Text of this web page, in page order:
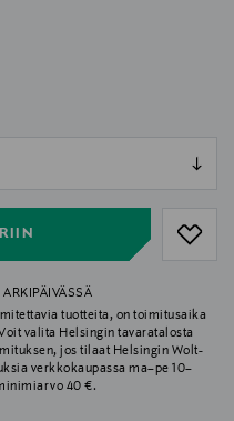
ARKIPÄIVÄSSÄ
tuotteita, on toimitusaika
valita Helsingin tavaratalosta
jos tilaat Helsingin Wolt-
verkkokaupassa ma–pe 10–
40 €.